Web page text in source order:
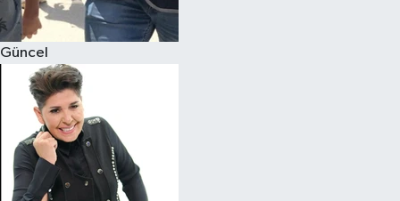
Güncel